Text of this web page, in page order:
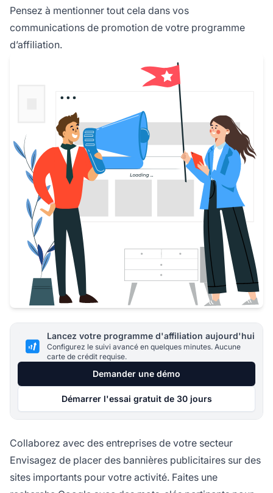
Pensez à mentionner tout cela dans vos
communications de promotion de votre programme
d’affiliation.
Lancez votre programme d'affiliation aujourd'hui
Configurez le suivi avancé en quelques minutes. Aucune
carte de crédit requise.
Demander une démo
Démarrer l'essai gratuit de 30 jours
Collaborez avec des entreprises de votre secteur
Envisagez de placer des bannières publicitaires sur des
sites importants pour votre activité. Faites une